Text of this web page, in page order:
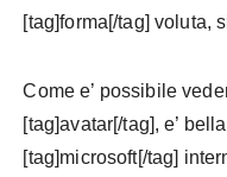
[tag]forma[/tag] voluta,
Come e’ possibile
[tag]avatar[/tag], e’
[tag]microsoft[/tag]